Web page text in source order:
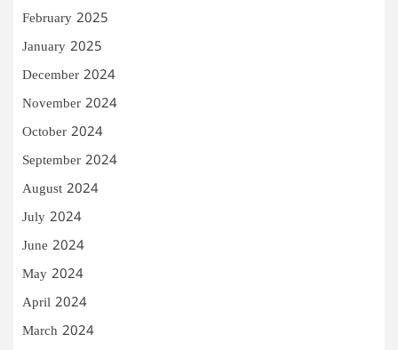
February 2025
January 2025
December 2024
November 2024
October 2024
September 2024
August 2024
July 2024
June 2024
May 2024
April 2024
March 2024